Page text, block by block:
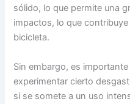
sólido, lo que permite una
impactos, lo que
bicicleta.
Sin embargo, es
experimentar cierto
si se somete a un uso